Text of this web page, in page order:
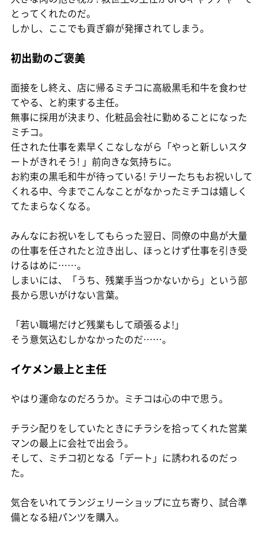
とってくれたのだ。
しかし、ここでも貢ぎ癖が発揮されてしまう。
初出勤のご褒美
面接をし終え、店に帰るミチコに高級黒毛和牛を食わせ
てやる、と約束する主任。
無事に採用が決まり、化粧品会社に勤めることになった
ミチコ。
任された仕事を素早くこなしながら「やっと新しいスタ
ートがきれそう! 」前向きな気持ちに。
お約束の黒毛和牛が待っている! テリーたちもお祝いして
くれる中、今までこんなことがなかったミチコは嬉しく
てたまらなくなる。
みんなにお祝いをしてもらった翌日、同僚の中島が大量
の仕事を任されたと泣き出し、ほっとけず仕事を引き受
けるはめに……。
しまいには、「うち、残業手当つかないから」という部
長から思いがけない言葉。
「若い職場だけど残業もして頑張るよ!」
そう意気込むしかなかったのだ……。
イケメン最上と主任
やはり運命なのだろうか。ミチコは心の中で思う。
チラシ配りをしていたときにチラシを拾ってくれた営業
マンの最上に会社で出会う。
そして、ミチコ初となる「デート」に誘われるのだっ
た。
気合をいれてランジェリーショップに立ち寄り、試合準
備となる紐パンツを購入。